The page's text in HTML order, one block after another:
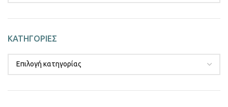
ΚΑΤΗΓΟΡΙΕΣ